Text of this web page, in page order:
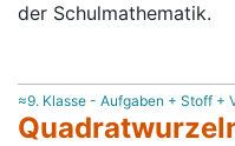
der Schulmathematik.
≈9. Klasse - Aufgaben + Stoff +